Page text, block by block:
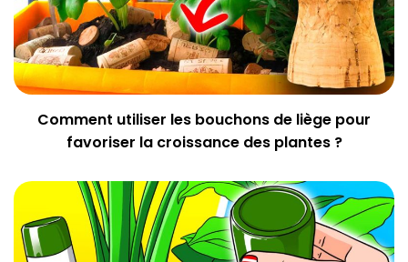
Comment utiliser les bouchons de liège pour
favoriser la croissance des plantes ?